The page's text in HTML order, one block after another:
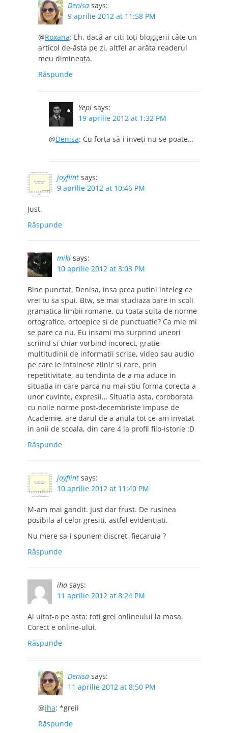
Denisa says:
9 aprilie 2012 at 11:58 PM
@Roxana: Eh, dacă ar citi toţi bloggerii câte un
articol de-ăsta pe zi, altfel ar arăta readerul
meu dimineaţa.
Răspunde
Yepi says:
19 aprilie 2012 at 1:32 PM
@Denisa: Cu forţa să-i inveţi nu se poate…
joyflint says:
9 aprilie 2012 at 10:46 PM
Just.
Răspunde
miki says:
10 aprilie 2012 at 3:03 PM
Bine punctat, Denisa, insa prea putini inteleg ce
vrei tu sa spui. Btw, se mai studiaza oare in scoli
gramatica limbii romane, cu toata suita de norme
ortografice, ortoepice si de punctuatie? Ca mie mi
se pare ca nu. Eu insami ma surprind uneori
scriind si chiar vorbind incorect, gratie
multitudinii de informatii scrise, video sau audio
pe care le intalnesc zilnic si care, prin
repetitivitate, au tendinta de a ma aduce in
situatia in care parca nu mai stiu forma corecta a
unor cuvinte, expresii… Situatia asta, coroborata
cu noile norme post-decembriste impuse de
Academie, are darul de a anula tot ce-am invatat
in anii de scoala, din care 4 la profil filo-istorie :D
Răspunde
joyflint says:
10 aprilie 2012 at 11:40 PM
M-am mai gandit. Just dar frust. De rusinea
posibila al celor gresiti, astfel evidentiati.
Nu mere sa-i spunem discret, fiecaruia ?
Răspunde
iha says:
11 aprilie 2012 at 8:24 PM
Ai uitat-o pe asta: toti grei onlineului la masa.
Corect e online-ului.
Răspunde
Denisa says:
11 aprilie 2012 at 8:50 PM
@iha: *greii
Răspunde